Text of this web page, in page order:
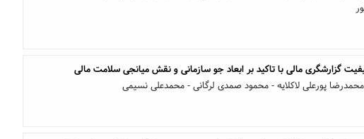
گزارشگری مالی با تاکید بر ابعاد جو سازمانی و نقش میانجی سلامت مالی
محمدرضا پورعلی لاکلایه - محمود صمدی لرگانی - محمدعلی نسیمی